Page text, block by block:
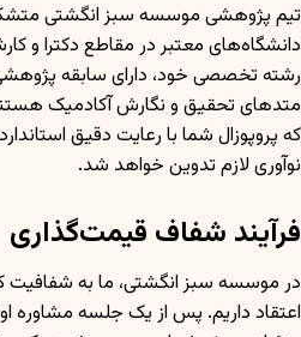
تیم پژوهشی موسسه سبز انگشتی
دانشگاه‌های معتبر در مقاطع دکترا و
رشته تخصصی خود، دارای سابقه
متدهای تحقیق و نگارش آکادمیک
که پروپوزال شما با رعایت دقیق
نوآوری لازم تدوین خواهد شد.
فرآیند شفاف قیمت‌گذاری
در موسسه سبز انگشتی، ما به شفافیت
اعتقاد داریم. پس از یک جلسه مشاوره